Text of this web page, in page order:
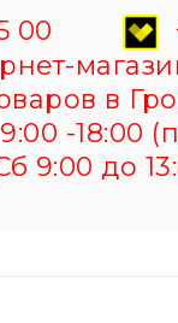
55 00
в
-18:00
9:00 до